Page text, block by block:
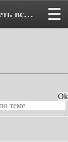
Ногайцы и Ногайки ( смотреть всем ) - Страница 4 - Форум